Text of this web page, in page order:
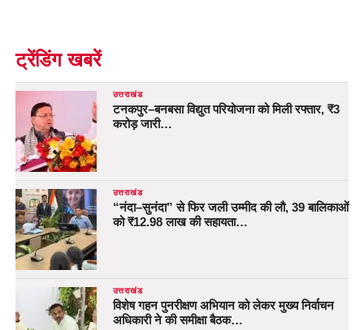
ट्रेंडिंग खबरें
उत्तराखंड
टनकपुर–बनबसा विद्युत परियोजना को मिली रफ्तार, ₹3
करोड़ जारी…
उत्तराखंड
“नंदा–सुनंदा” से फिर जली उम्मीद की लौ, 39 बालिकाओं
को ₹12.98 लाख की सहायता…
उत्तराखंड
विशेष गहन पुनरीक्षण अभियान को लेकर मुख्य निर्वाचन
अधिकारी ने की समीक्षा बैठक…